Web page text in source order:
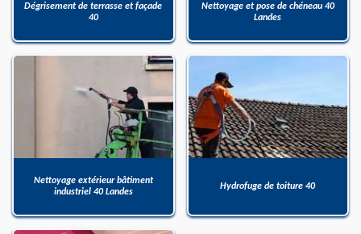
Dégrisement de terrasse et façade
40
Nettoyage et pose de chéneau 40
Landes
Nettoyage extérieur bâtiment
industriel 40 Landes
Hydrofuge de toiture 40